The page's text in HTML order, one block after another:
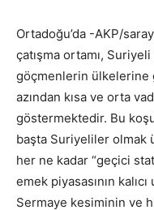
Ortadoğu’da -AKP/
çatışma ortamı,
göçmenlerin ülkelerine
azından kısa ve orta
göstermektedir. Bu
başta Suriyeliler olmak
her ne kadar “geçici
emek piyasasının
Sermaye kesiminin ve